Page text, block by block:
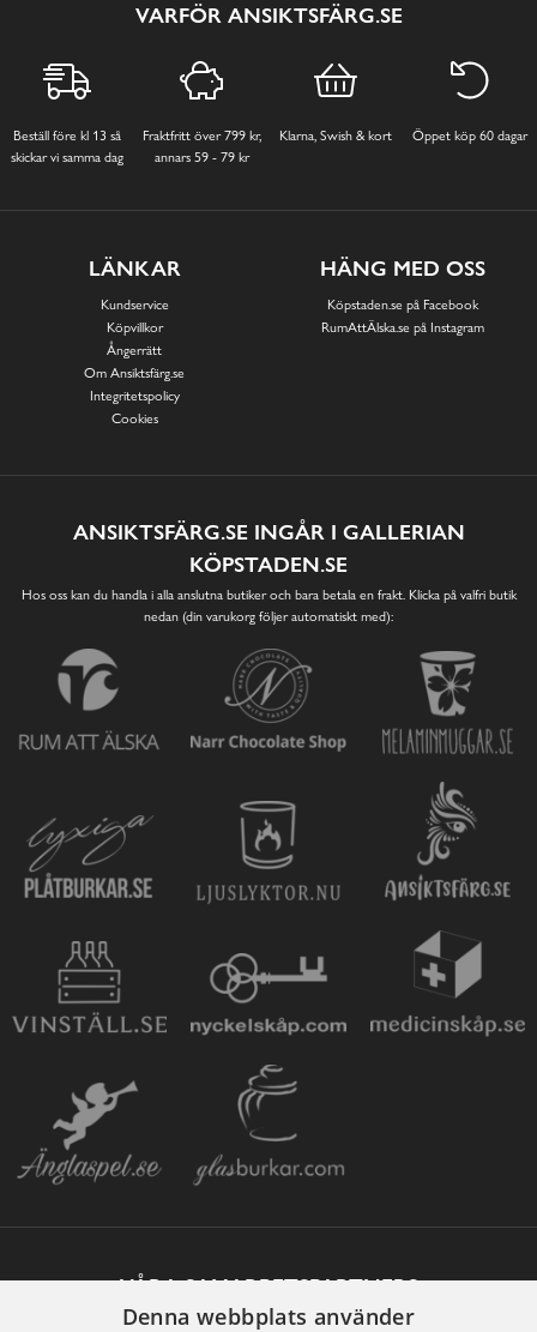
VARFÖR ANSIKTSFÄRG.SE
Beställ före kl 13 så
skickar vi samma dag
Fraktfritt över 799 kr,
annars 59 - 79 kr
Klarna, Swish & kort Öppet köp 60 dagar
LÄNKAR
Kundservice
Köpvillkor
Ångerrätt
Om Ansiktsfärg.se
Integritetspolicy
Cookies
HÄNG MED OSS
Köpstaden.se på Facebook
RumAttÄlska.se på Instagram
ANSIKTSFÄRG.SE INGÅR I GALLERIAN
KÖPSTADEN.SE
Hos oss kan du handla i alla anslutna butiker och bara betala en frakt. Klicka på valfri butik
nedan (din varukorg följer automatiskt med):
VÅRA SAMARBETSPARTNERS
Denna webbplats använder